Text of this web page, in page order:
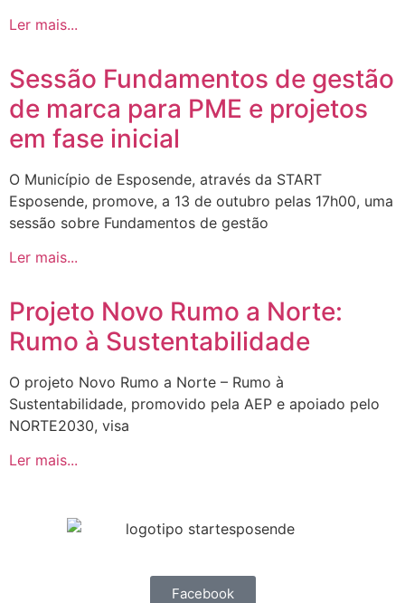
Ler mais...
Sessão Fundamentos de gestão
de marca para PME e projetos
em fase inicial
O Município de Esposende, através da START
Esposende, promove, a 13 de outubro pelas 17h00, uma
sessão sobre Fundamentos de gestão
Ler mais...
Projeto Novo Rumo a Norte:
Rumo à Sustentabilidade
O projeto Novo Rumo a Norte – Rumo à
Sustentabilidade, promovido pela AEP e apoiado pelo
NORTE2030, visa
Ler mais...
Facebook